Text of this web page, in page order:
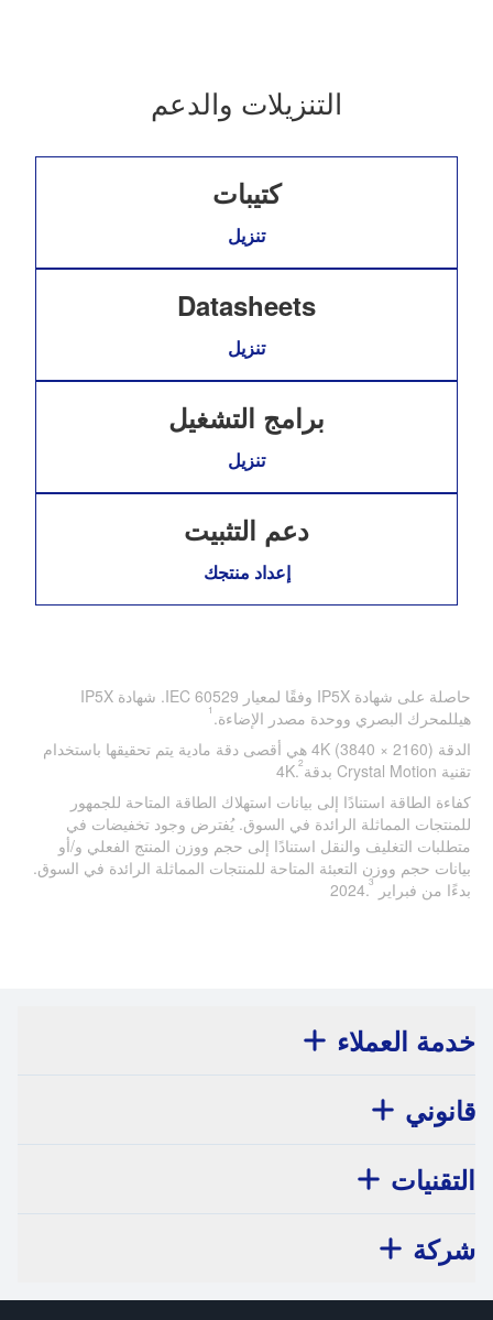
التنزيلات والدعم
كتيبات
تنزيل
Datasheets
تنزيل
برامج التشغيل
تنزيل
دعم التثبيت
إعداد منتجك
حاصلة على شهادة IP5X وفقًا لمعيار IEC 60529. شهادة IP5X
هيللمحرك البصري ووحدة مصدر الإضاءة. 1
الدقة 4K (3840 × 2160) هي أقصى دقة مادية يتم تحقيقها باستخدام
تقنية Crystal Motion بدقة4K.
2
كفاءة الطاقة استنادًا إلى بيانات استهلاك الطاقة المتاحة للجمهور
للمنتجات المماثلة الرائدة في السوق. يُفترض وجود تخفيضات في
متطلبات التغليف والنقل استنادًا إلى حجم ووزن المنتج الفعلي و/أو
بيانات حجم ووزن التعبئة المتاحة للمنتجات المماثلة الرائدة في السوق.
بدءًا من فبراير 2024.
3
خدمة العملاء
قانوني
التقنيات
شركة